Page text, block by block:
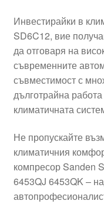
Правила и условия
Процедура за
Разгледайте
Транспорт
Инвестирайки в
SD6C12, вие
да отговаря на
съвременните
съвместимост с
дълготрайна
климатичната
Не пропускайте
климатичния
компресор Sanden
6453QJ 6453QK –